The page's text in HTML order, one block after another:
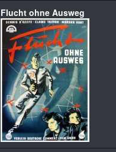
Flucht ohne Ausweg